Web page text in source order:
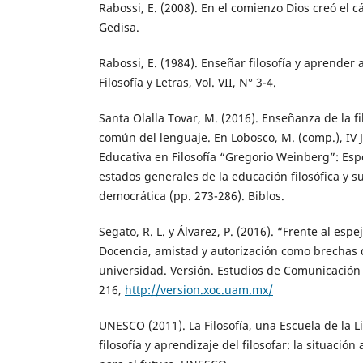
Rabossi, E. (2008). En el comienzo Dios creó el
Gedisa.
Rabossi, E. (1984). Enseñar filosofía y aprender
Filosofía y Letras, Vol. VII, N° 3-4.
Santa Olalla Tovar, M. (2016). Enseñanza de la
común del lenguaje. En Lobosco, M. (comp.), IV
Educativa en Filosofía “Gregorio Weinberg”:
estados generales de la educación filosófica y
democrática (pp. 273-286). Biblos.
Segato, R. L. y Álvarez, P. (2016). “Frente al
Docencia, amistad y autorización como brechas
universidad. Versión. Estudios de
216, http://version.xoc.uam.mx/
UNESCO (2011). La Filosofía, una Escuela de la
filosofía y aprendizaje del filosofar: la situación